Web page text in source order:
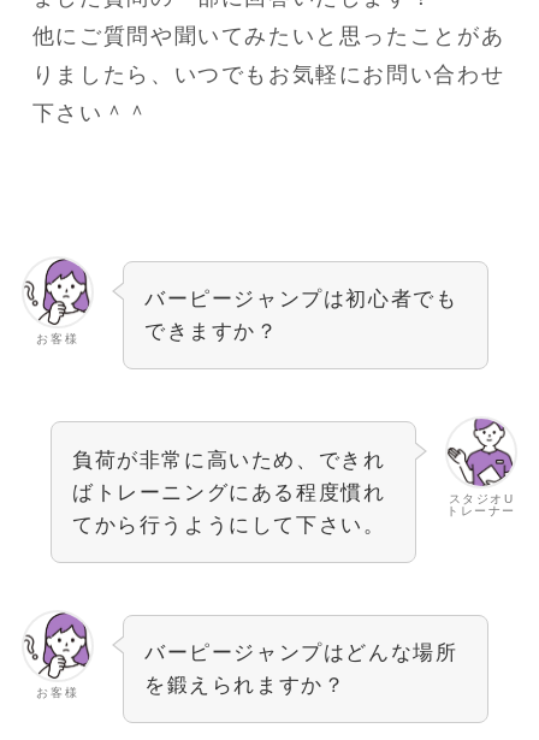
他にご質問や聞いてみたいと思ったことがあ
りましたら、いつでもお気軽にお問い合わせ
下さい＾＾
お客様
バーピージャンプは初心者でも
できますか？
スタジオU
トレーナー
負荷が非常に高いため、できれ
ばトレーニングにある程度慣れ
てから行うようにして下さい。
お客様
バーピージャンプはどんな場所
を鍛えられますか？